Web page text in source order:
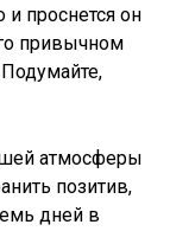
и проснется он
привычном
атмосферы
позитив,
дней в